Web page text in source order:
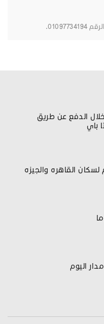
الدفع عن طريق
باي
لسكان القاهره والجيزه
اليوم